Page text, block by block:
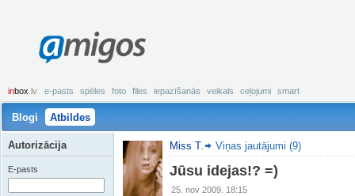
amigos
inbox .lv e-pasts spēles foto files iepazīšanās veikals ceļojumi smart
Blogi Atbildes
Miss T. Viņas jautājumi (9)
Jūsu idejas!? =)
25. nov 2009. 18:15
Autorizācija
E-pasts